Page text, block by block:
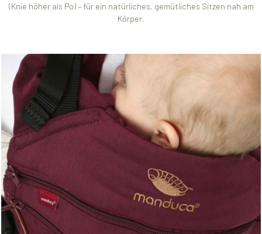
(Knie höher als Po) – für ein natürliches, gemütliches Sitzen nah am
Körper.